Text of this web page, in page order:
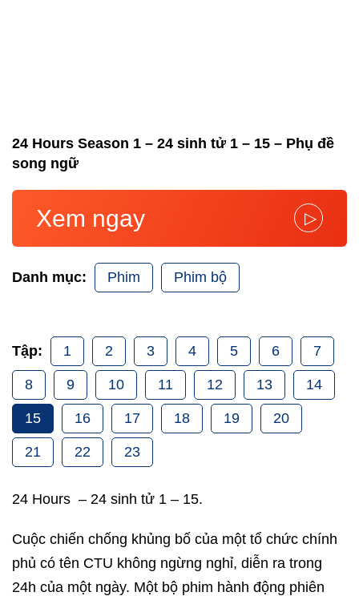
24 Hours Season 1 – 24 sinh tử 1 – 15 – Phụ đề
song ngữ
Danh mục: Phim Phim bộ
Xem ngay ▷
Tập: 1 2 3 4 5 6 7
8 9 10 11 12 13 14
15 16 17 18 19 20
21 22 23
24 Hours – 24 sinh tử 1 – 15.
Cuộc chiến chống khủng bố của một tổ chức chính
phủ có tên CTU không ngừng nghỉ, diễn ra trong
24h của một ngày. Một bộ phim hành động phiên